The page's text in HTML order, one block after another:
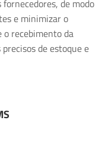
de modo
e minimizar o
recebimento da
de estoque e